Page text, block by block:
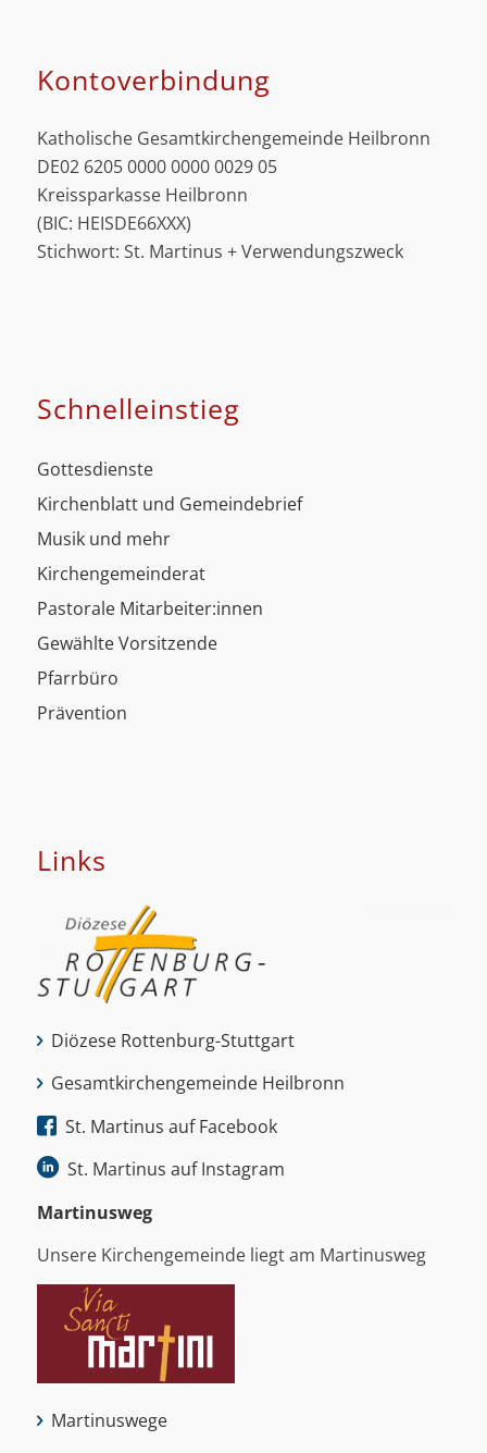
Kontoverbindung
Katholische Gesamtkirchengemeinde Heilbronn
DE02 6205 0000 0000 0029 05
Kreissparkasse Heilbronn
(BIC: HEISDE66XXX)
Stichwort: St. Martinus + Verwendungszweck
Schnell­einstieg
Gottesdienste
Kirchenblatt und Gemeindebrief
Musik und mehr
Kirchengemeinderat
Pastorale Mitarbeiter:innen
Gewählte Vorsitzende
Pfarrbüro
Prävention
Links
Diözese Rottenburg-Stuttgart
Gesamtkirchengemeinde Heilbronn
St. Martinus auf Facebook
St. Martinus auf Instagram
Martinus­weg
Unsere Kirchengemeinde liegt am Martinusweg
Martinuswege